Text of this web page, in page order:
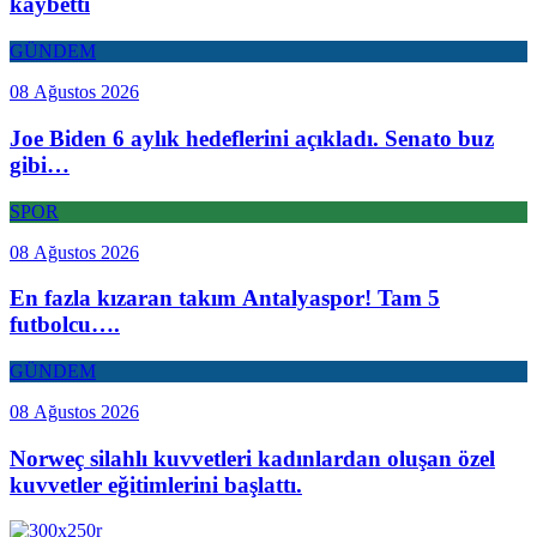
GÜNDEM
08 Ağustos 2026
Joe Biden 6 aylık hedeflerini açıkladı. Senato buz
gibi…
SPOR
08 Ağustos 2026
En fazla kızaran takım Antalyaspor! Tam 5
futbolcu….
GÜNDEM
08 Ağustos 2026
Norweç silahlı kuvvetleri kadınlardan oluşan özel
kuvvetler eğitimlerini başlattı.